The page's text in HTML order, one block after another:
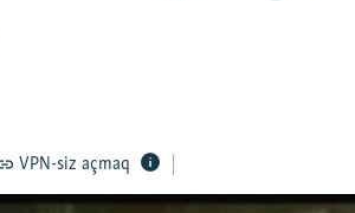
VPN-siz açmaq